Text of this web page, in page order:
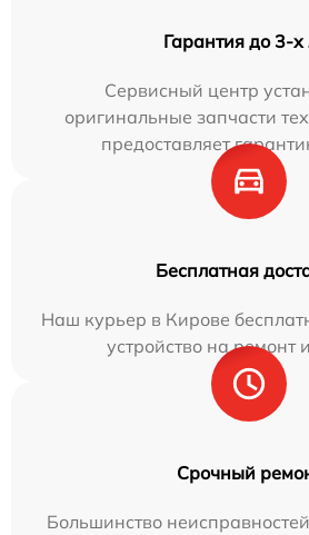
Гарантия до 3-х
Сервисный центр
оригинальные запчасти
предоставляет
Бесплатная
Наш курьер в Кирове
устройство на ремонт
Срочный
Большинство